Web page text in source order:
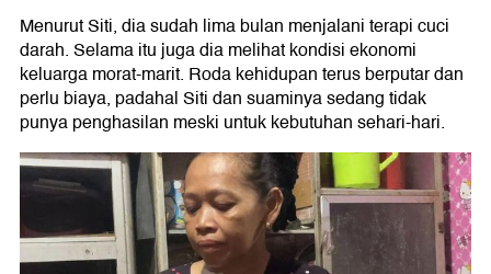
Menurut Siti, dia sudah lima bulan menjalani terapi cuci
darah. Selama itu juga dia melihat kondisi ekonomi
keluarga morat-marit. Roda kehidupan terus berputar dan
perlu biaya, padahal Siti dan suaminya sedang tidak
punya penghasilan meski untuk kebutuhan sehari-hari.